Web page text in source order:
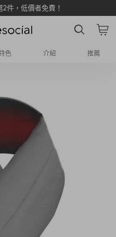
件，低價者免費！
色 介紹 推薦